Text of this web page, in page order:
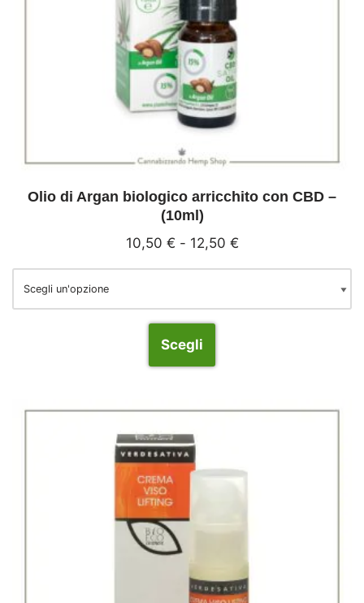
Olio di Argan biologico arricchito con CBD –
(10ml)
10,50 € - 12,50 €
Scegli